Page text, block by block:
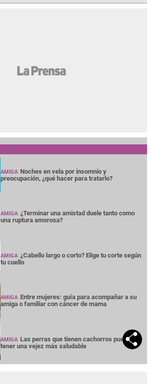
AMIGA Noches en vela por insomnio y
preocupación, ¿qué hacer para tratarlo?
AMIGA ¿Terminar una amistad duele tanto como
una ruptura amorosa?
AMIGA ¿Cabello largo o corto? Elige tu corte según
tu cuello
AMIGA Entre mujeres: guía para acompañar a su
amiga o familiar con cáncer de mama
AMIGA Las perras que tienen cachorros pueden
tener una vejez más saludable